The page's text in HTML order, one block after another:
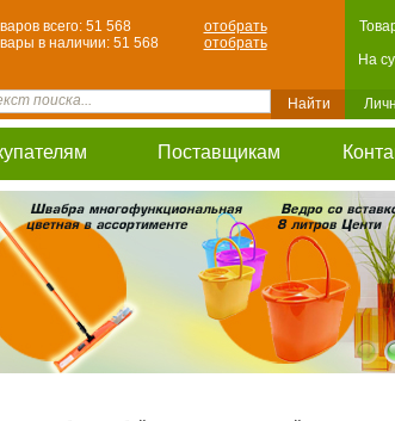
На
всего: 51 568
отобрать
в наличии: 51 568
отобрать
Поставщикам